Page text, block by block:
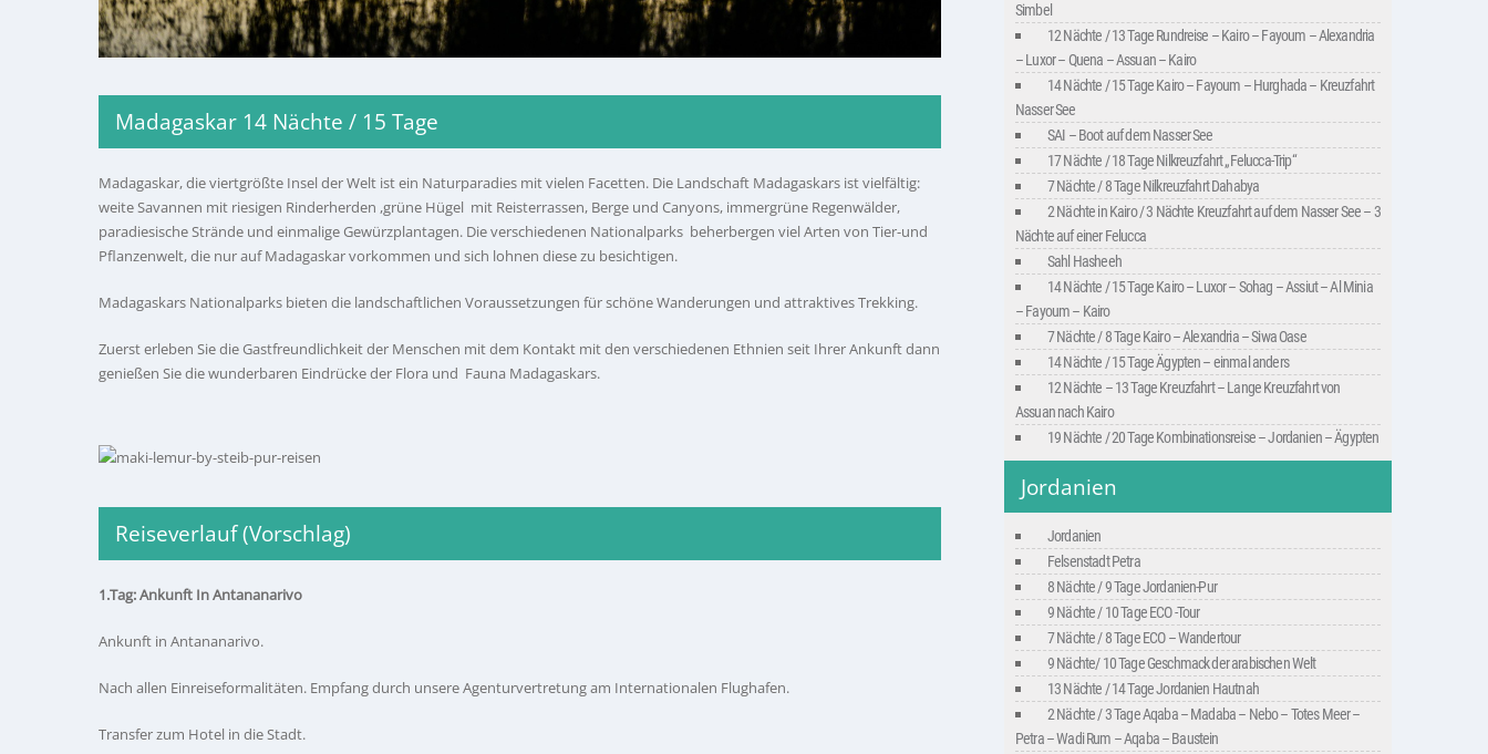
Madagaskar 14 Nächte / 15 Tage
Madagaskar, die viertgrößte Insel der Welt ist ein Naturparadies mit vielen Facetten. Die Landschaft Madagaskars ist vielfältig:
weite Savannen mit riesigen Rinderherden ,grüne Hügel mit Reisterrassen, Berge und Canyons, immergrüne Regenwälder,
paradiesische Strände und einmalige Gewürzplantagen. Die verschiedenen Nationalparks beherbergen viel Arten von Tier-und
Pflanzenwelt, die nur auf Madagaskar vorkommen und sich lohnen diese zu besichtigen.
Madagaskars Nationalparks bieten die landschaftlichen Voraussetzungen für schöne Wanderungen und attraktives Trekking.
Zuerst erleben Sie die Gastfreundlichkeit der Menschen mit dem Kontakt mit den verschiedenen Ethnien seit Ihrer Ankunft dann
genießen Sie die wunderbaren Eindrücke der Flora und Fauna Madagaskars.
Reiseverlauf (Vorschlag)
1.Tag: Ankunft In Antananarivo
Ankunft in Antananarivo.
Nach allen Einreiseformalitäten. Empfang durch unsere Agenturvertretung am Internationalen Flughafen.
Transfer zum Hotel in die Stadt.
Simbel
12 Nächte / 13 Tage Rundreise – Kairo – Fayoum – Alexandria
– Luxor – Quena – Assuan – Kairo
14 Nächte / 15 Tage Kairo – Fayoum – Hurghada – Kreuzfahrt
Nasser See
SAI – Boot auf dem Nasser See
17 Nächte / 18 Tage Nilkreuzfahrt „Felucca-Trip“
7 Nächte / 8 Tage Nilkreuzfahrt Dahabya
2 Nächte in Kairo / 3 Nächte Kreuzfahrt auf dem Nasser See – 3
Nächte auf einer Felucca
Sahl Hasheeh
14 Nächte / 15 Tage Kairo – Luxor – Sohag – Assiut – Al Minia
– Fayoum – Kairo
7 Nächte / 8 Tage Kairo – Alexandria – Siwa Oase
14 Nächte / 15 Tage Ägypten – einmal anders
12 Nächte – 13 Tage Kreuzfahrt – Lange Kreuzfahrt von
Assuan nach Kairo
19 Nächte / 20 Tage Kombinationsreise – Jordanien – Ägypten
Jordanien
Jordanien
Felsenstadt Petra
8 Nächte / 9 Tage Jordanien-Pur
9 Nächte / 10 Tage ECO -Tour
7 Nächte / 8 Tage ECO – Wandertour
9 Nächte/ 10 Tage Geschmack der arabischen Welt
13 Nächte / 14 Tage Jordanien Hautnah
2 Nächte / 3 Tage Aqaba – Madaba – Nebo – Totes Meer –
Petra – Wadi Rum – Aqaba – Baustein